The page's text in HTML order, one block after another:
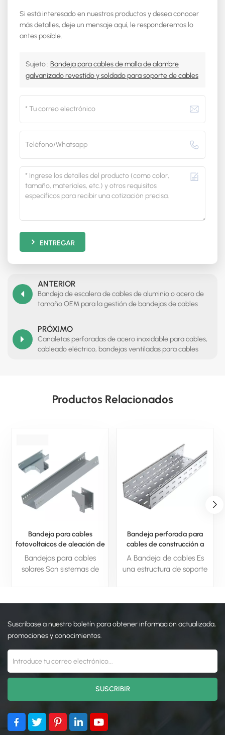
Si está interesado en nuestros productos y desea conocer
más detalles, deje un mensaje aquí, le responderemos lo
antes posible.
Sujeto : Bandeja para cables de malla de alambre
galvanizado revestido y soldado para soporte de cables
ENTREGAR
ANTERIOR
Bandeja de escalera de cables de aluminio o acero de
tamaño OEM para la gestión de bandejas de cables
PRÓXIMO
Canaletas perforadas de acero inoxidable para cables,
cableado eléctrico, bandejas ventiladas para cables
Productos Relacionados
Bandeja para cables
fotovoltaicos de aleación de
aluminio para proyectos
solares
Bandejas para cables
solares Son sistemas de
y proteger de forma
instalaciones fotovoltaicas.
Ofrecen una gestión
intemperie para las
los paneles solares.
Bandeja perforada para
cables de construcción a
precio de fábrica
A Bandeja de cables Es
una estructura de soporte
se utiliza para sujetar y
cables eléctricos en
datos y comunicaciones, lo
que facilita la instalación,
el mantenimiento y futuras
Suscríbase a nuestro boletín para obtener información actualizada,
promociones y conocimientos.